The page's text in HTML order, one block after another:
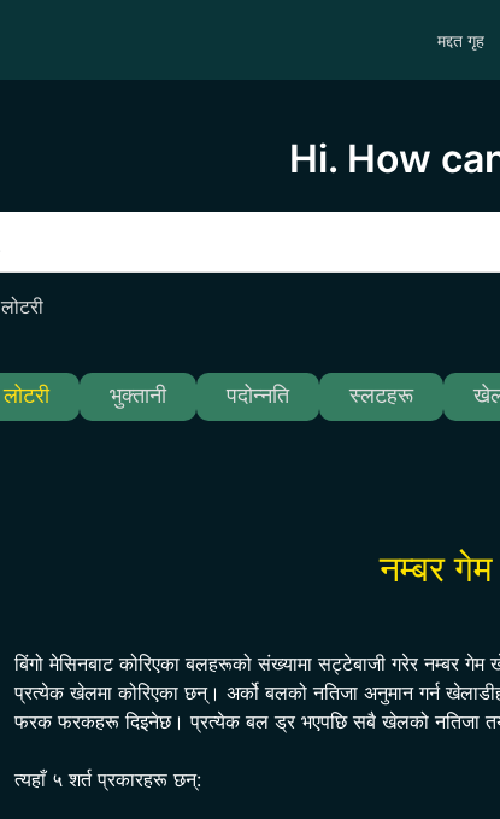
मद्दत गृह
Hi. How
लोटरी
लोटरी भुक्तानी पदोन्नति स्लटहरू
नम्बर
बिंगो मेसिनबाट कोरिएका बलहरूको संख्यामा सट्टेबाजी गरेर नम्बर
प्रत्येक खेलमा कोरिएका छन्। अर्को बलको नतिजा अनुमान गर्न
फरक फरकहरू दिइनेछ। प्रत्येक बल ड्र भएपछि सबै खेलको नतिजा
त्यहाँ ५ शर्त प्रकारहरू छन्: